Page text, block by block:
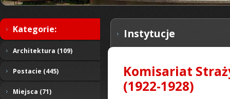
Kategorie:
Architektura (109)
Postacie (445)
Miejsca (71)
Instytucje
Komisariat
(1922-1928)